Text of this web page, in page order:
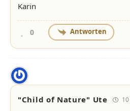
Karin
0 Antworten
"Child of Nature" Ute